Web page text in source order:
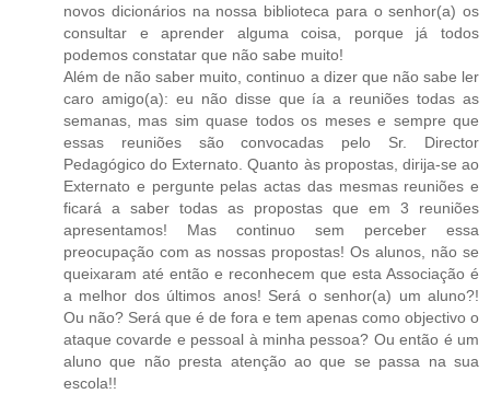
novos dicionários na nossa biblioteca para o senhor(a) os
consultar e aprender alguma coisa, porque já todos
podemos constatar que não sabe muito!
Além de não saber muito, continuo a dizer que não sabe ler
caro amigo(a): eu não disse que ía a reuniões todas as
semanas, mas sim quase todos os meses e sempre que
essas reuniões são convocadas pelo Sr. Director
Pedagógico do Externato. Quanto às propostas, dirija-se ao
Externato e pergunte pelas actas das mesmas reuniões e
ficará a saber todas as propostas que em 3 reuniões
apresentamos! Mas continuo sem perceber essa
preocupação com as nossas propostas! Os alunos, não se
queixaram até então e reconhecem que esta Associação é
a melhor dos últimos anos! Será o senhor(a) um aluno?!
Ou não? Será que é de fora e tem apenas como objectivo o
ataque covarde e pessoal à minha pessoa? Ou então é um
aluno que não presta atenção ao que se passa na sua
escola!!